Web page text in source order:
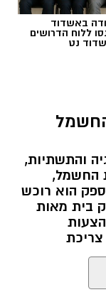
באשדוד
ללוח הדרושים
נט
והתשתיות,
החשמל,
הוא רוכש
בית מאות